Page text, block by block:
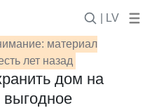
| LV
материал
лет назад
дом на
выгодное